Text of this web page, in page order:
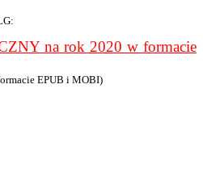
na rok 2020 w formacie
EPUB i MOBI)